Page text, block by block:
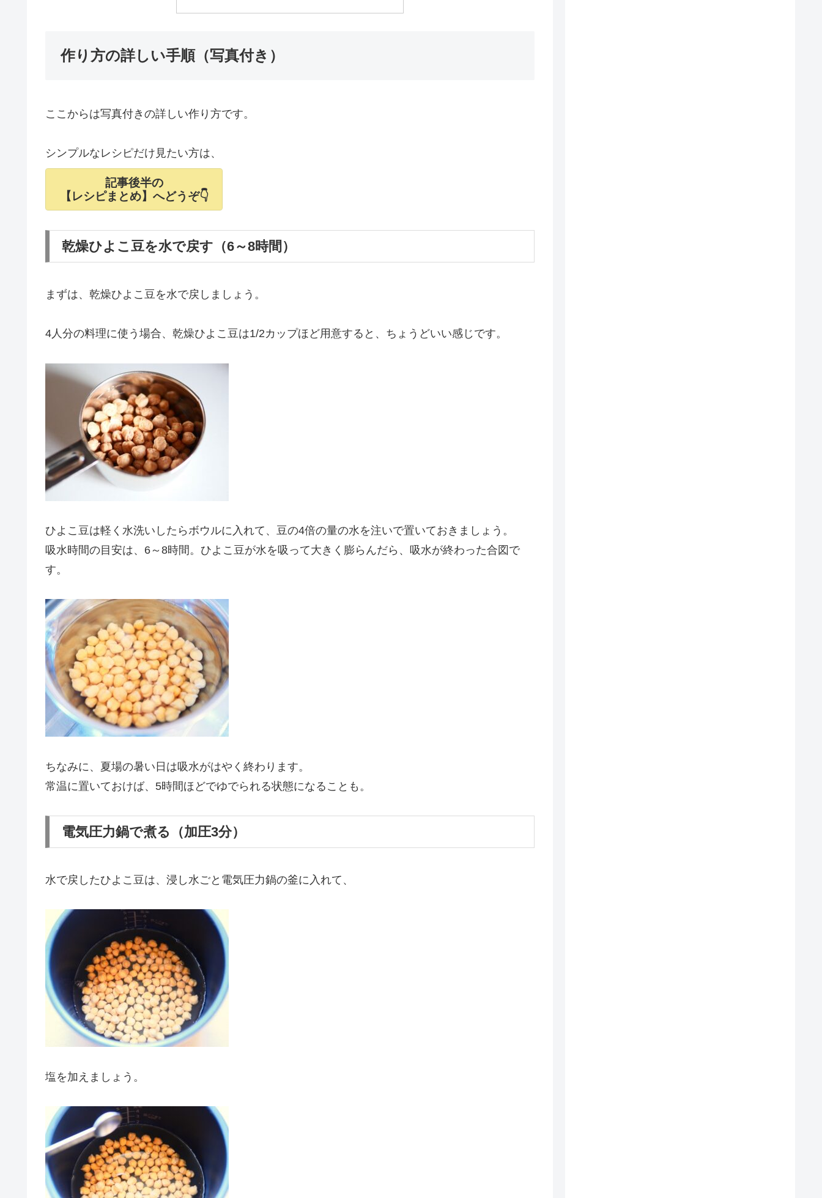
作り方の詳しい手順（写真付き）
ここからは写真付きの詳しい作り方です。
シンプルなレシピだけ見たい方は、
記事後半の
【レシピまとめ】へどうぞ👇
乾燥ひよこ豆を水で戻す（6～8時間）
まずは、乾燥ひよこ豆を水で戻しましょう。
4人分の料理に使う場合、乾燥ひよこ豆は1/2カップほど用意すると、ちょうどいい感じです。
ひよこ豆は軽く水洗いしたらボウルに入れて、豆の4倍の量の水を注いで置いておきましょう。
吸水時間の目安は、6～8時間。ひよこ豆が水を吸って大きく膨らんだら、吸水が終わった合図で
す。
ちなみに、夏場の暑い日は吸水がはやく終わります。
常温に置いておけば、5時間ほどでゆでられる状態になることも。
電気圧力鍋で煮る（加圧3分）
水で戻したひよこ豆は、浸し水ごと電気圧力鍋の釜に入れて、
塩を加えましょう。